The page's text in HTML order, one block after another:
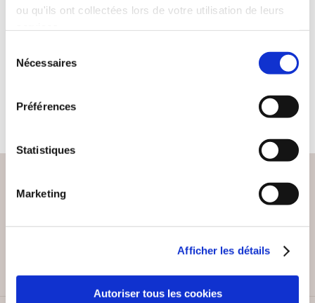
ou qu'ils ont collectées lors de votre utilisation de leurs
Nécessaires
Préférences
Statistiques
Marketing
Afficher les détails
Autoriser tous les cookies
CAHIERS R-
Droit